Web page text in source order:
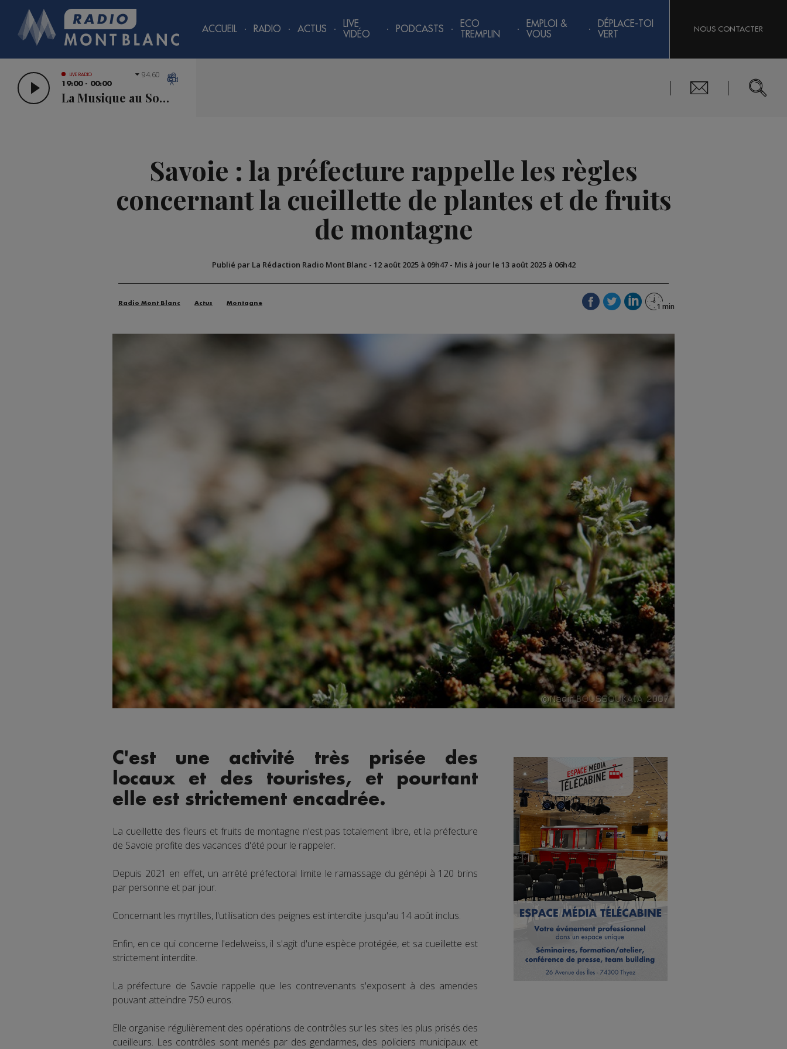
ACCUEIL RADIO ACTUS
LIVE
VIDÉO
PODCASTS
ECO
TREMPLIN
EMPLOI &
VOUS
DÉPLACE-TOI
VERT
NOUS CONTACTER
LIVE RADIO
19:00 - 00:00
La Musique au Sommet
94.60
Savoie : la préfecture rappelle les règles
concernant la cueillette de plantes et de fruits
de montagne
Publié par La Rédaction Radio Mont Blanc - 12 août 2025 à 09h47- Mis à jour le 13 août 2025 à 06h42
Radio Mont Blanc Actus Montagne
C'est une activité très prisée des
locaux et des touristes, et pourtant
elle est strictement encadrée.
La cueillette des fleurs et fruits de montagne n'est pas totalement libre, et la préfecture
de Savoie profite des vacances d'été pour le rappeler.
Depuis 2021 en effet, un arrêté préfectoral limite le ramassage du génépi à 120 brins
par personne et par jour.
Concernant les myrtilles, l'utilisation des peignes est interdite jusqu'au 14 août inclus.
Enfin, en ce qui concerne l'edelweiss, il s'agit d'une espèce protégée, et sa cueillette est
strictement interdite.
La préfecture de Savoie rappelle que les contrevenants s'exposent à des amendes
pouvant atteindre 750 euros.
Elle organise régulièrement des opérations de contrôles sur les sites les plus prisés des
cueilleurs. Les contrôles sont menés par des gendarmes, des policiers municipaux et